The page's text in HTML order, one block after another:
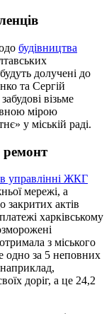
будівництва
долучені до
та Сергій
візьме
мірою
у міській раді.
управлінні ЖКГ
мережі, а
актів
харківському
з міського
одно за 5 неповних
доріг, а це 24,2